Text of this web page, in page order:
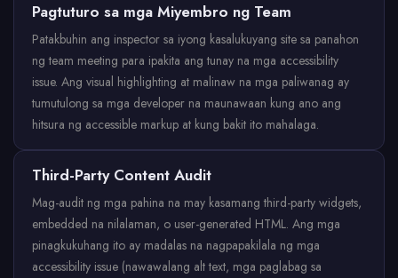
Pagtuturo sa mga Miyembro ng Team
Patakbuhin ang inspector sa iyong kasalukuyang site sa panahon
ng team meeting para ipakita ang tunay na mga accessibility
issue. Ang visual highlighting at malinaw na mga paliwanag ay
tumutulong sa mga developer na maunawaan kung ano ang
hitsura ng accessible markup at kung bakit ito mahalaga.
Third-Party Content Audit
Mag-audit ng mga pahina na may kasamang third-party widgets,
embedded na nilalaman, o user-generated HTML. Ang mga
pinagkukuhang ito ay madalas na nagpapakilala ng mga
accessibility issue (nawawalang alt text, mga paglabag sa